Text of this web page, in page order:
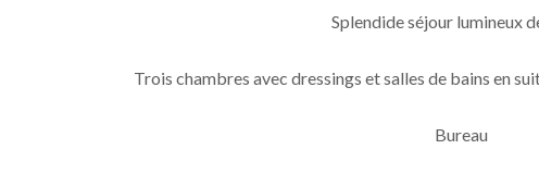
Splendide séjour lumineux
Trois chambres avec dressings et salles de bains en
Bureau